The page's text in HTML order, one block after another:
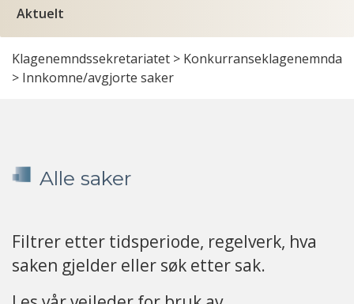
Aktuelt
Klagenemndssekretariatet > Konkurranseklagenemnda
> Innkomne/avgjorte saker
Alle saker
Filtrer etter tidsperiode, regelverk, hva
saken gjelder eller søk etter sak.